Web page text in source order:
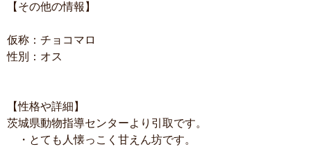
【その他の情報】
仮称：チョコマロ
性別：オス
【性格や詳細】
茨城県動物指導センターより引取です。
・とても人懐っこく甘えん坊です。